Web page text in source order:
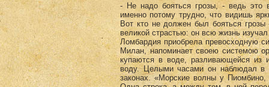
- Не надо бояться грозы, - ведь это
именно потому трудно, что видишь
Вот кто не должен был бояться
великой страстью: он всю жизнь
Ломбардия приобрела превосходную
Милан, напоминает своею системою
купаются в воде, разливающейся из
воду. Целыми часами он наблюдал в
законах. «Морские волны у